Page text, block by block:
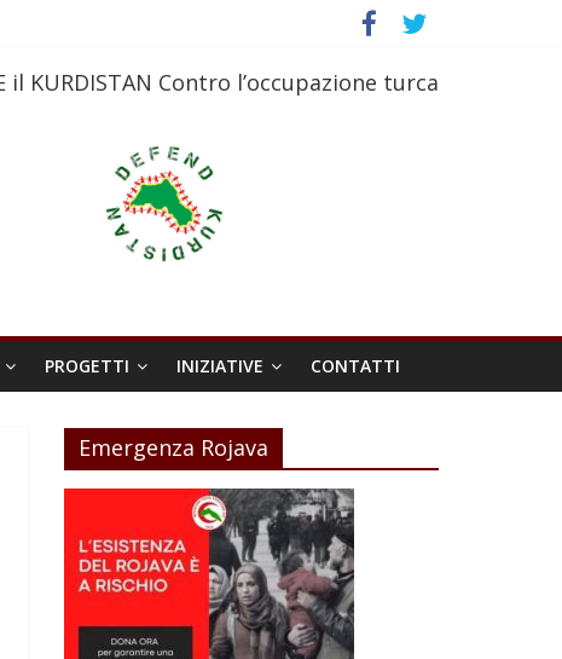
il KURDISTAN Contro l’occupazione turca
PROGETTI INIZIATIVE CONTATTI
Emergenza Rojava